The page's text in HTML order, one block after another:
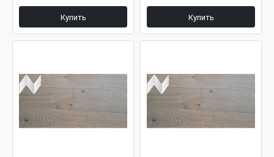
Купить Купить